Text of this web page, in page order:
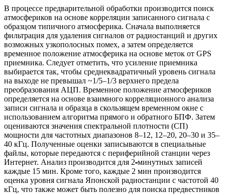
В процессе предварительной обработки производится поиск
атмосфериков на основе корреляции записанного сигнала с
образцом типичного атмосферика. Сначала выполняется
фильтрация для удаления сигналов от радиостанций и других
возможных узкополосных помех, а затем определяется
временное положение атмосферика на основе меток от GPS
приемника. Следует отметить, что усиление приемника
выбирается так, чтобы среднеквадратичный уровень сигнала
на выходе не превышал ~1/5–1/3 верхнего предела
преобразования АЦП. Временное положение атмосфериков
определяется на основе взаимного корреляционного анализа
записи сигнала и образца в скользящем временном окне с
использованием алгоритма прямого и обратного БПФ. Затем
оцениваются значения спектральной плотности (СП)
мощности для частотных диапазонов 8–12, 12–20, 20–30 и 35–
40 кГц. Полученные оценки записываются в специальные
файлы, которые передаются с периферийной станции через
Интернет. Анализ производится для 2-минутных записей
каждые 15 мин. Кроме того, каждые 2 мин производится
оценка уровня сигнала Японской радиостанции с частотой 40
кГц, что также может быть полезно для поиска предвестников